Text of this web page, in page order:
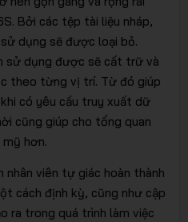
Bởi các tệp tài liệu nháp,
dụng sẽ được loại bỏ.
sử dụng được sẽ cất trữ và
theo từng vị trí. Từ đó giúp
có yêu cầu truy xuất dữ
cũng giúp cho tổng quan
hơn.
nhân viên tự giác hoàn thành
cách định kỳ, cũng như cập
ra trong quá trình làm việc